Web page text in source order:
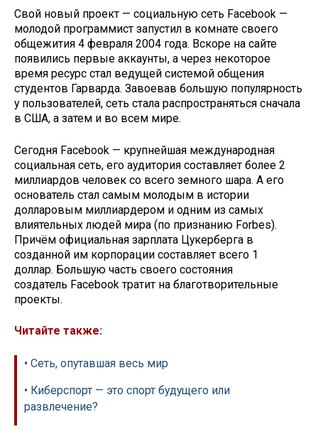
Свой новый проект — социальную сеть Facebook —
молодой программист запустил в комнате своего
общежития 4 февраля 2004 года. Вскоре на сайте
появились первые аккаунты, а через некоторое
время ресурс стал ведущей системой общения
студентов Гарварда. Завоевав большую популярность
у пользователей, сеть стала распространяться сначала
в США, а затем и во всем мире.
Сегодня Facebook — крупнейшая международная
социальная сеть, его аудитория составляет более 2
миллиардов человек со всего земного шара. А его
основатель стал самым молодым в истории
долларовым миллиардером и одним из самых
влиятельных людей мира (по признанию Forbes).
Причём официальная зарплата Цукерберга в
созданной им корпорации составляет всего 1
доллар. Большую часть своего состояния
создатель Facebook тратит на благотворительные
проекты.
Читайте также:
• Сеть, опутавшая весь мир
• Киберспорт — это спорт будущего или
развлечение?